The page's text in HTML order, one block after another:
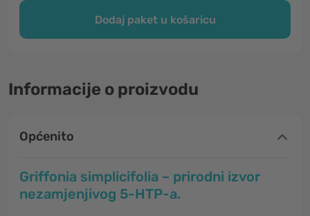
Dodaj paket u košaricu
Informacije o proizvodu
Općenito
Griffonia simplicifolia – prirodni izvor
nezamjenjivog 5-HTP-a.